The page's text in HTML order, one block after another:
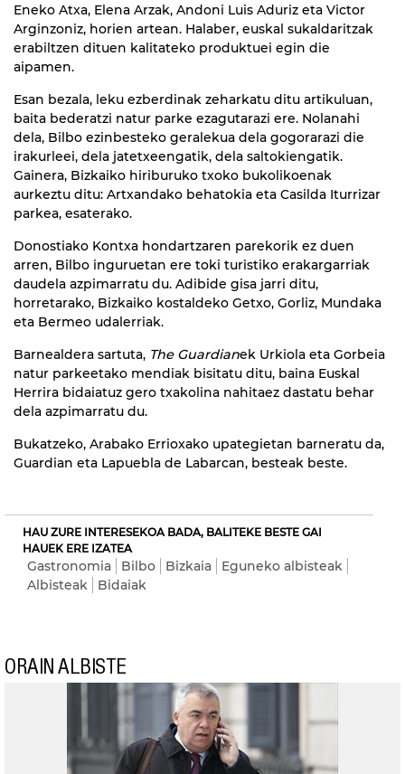
Eneko Atxa, Elena Arzak, Andoni Luis Aduriz eta Victor
Arginzoniz, horien artean. Halaber, euskal sukaldaritzak
erabiltzen dituen kalitateko produktuei egin die
aipamen.
Esan bezala, leku ezberdinak zeharkatu ditu artikuluan,
baita bederatzi natur parke ezagutarazi ere. Nolanahi
dela, Bilbo ezinbesteko geralekua dela gogorarazi die
irakurleei, dela jatetxeengatik, dela saltokiengatik.
Gainera, Bizkaiko hiriburuko txoko bukolikoenak
aurkeztu ditu: Artxandako behatokia eta Casilda Iturrizar
parkea, esaterako.
Donostiako Kontxa hondartzaren parekorik ez duen
arren, Bilbo inguruetan ere toki turistiko erakargarriak
daudela azpimarratu du. Adibide gisa jarri ditu,
horretarako, Bizkaiko kostaldeko Getxo, Gorliz, Mundaka
eta Bermeo udalerriak.
Barnealdera sartuta, The Guardianek Urkiola eta Gorbeia
natur parkeetako mendiak bisitatu ditu, baina Euskal
Herrira bidaiatuz gero txakolina nahitaez dastatu behar
dela azpimarratu du.
Bukatzeko, Arabako Errioxako upategietan barneratu da,
Guardian eta Lapuebla de Labarcan, besteak beste.
HAU ZURE INTERESEKOA BADA, BALITEKE BESTE GAI
HAUEK ERE IZATEA
Gastronomia Bilbo Bizkaia
Eguneko albisteak
Albisteak
Bidaiak
ORAIN ALBISTE